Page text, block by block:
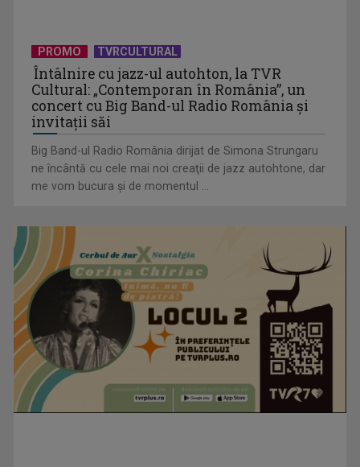
„Frații Jderi”, superproducția inspirată din opera lui Mihail
Sadoveanu, la ...
PROMO TVRCULTURAL
Întâlnire cu jazz-ul autohton, la TVR
Cultural: „Contemporan în România”, un
concert cu Big Band-ul Radio România şi
invitaţii săi
Big Band-ul Radio România dirijat de Simona Strungaru
ne încântă cu cele mai noi creaţii de jazz autohtone, dar
me vom bucura şi de momentul ...